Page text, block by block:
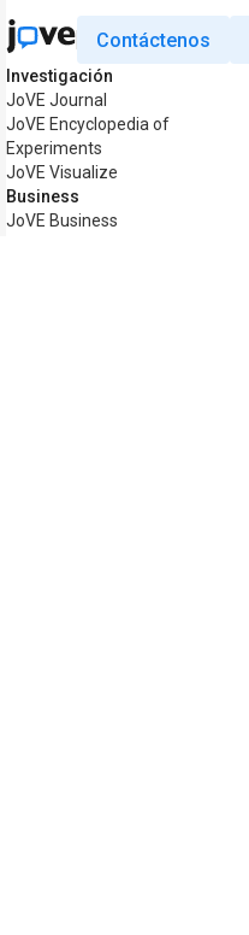
Contáctenos
Investigación
JoVE Journal
JoVE Encyclopedia of
Experiments
JoVE Visualize
Business
JoVE Business